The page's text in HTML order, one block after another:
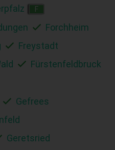
F
Forchheim
Freystadt
Fürstenfeldbruck
Gefrees
Geretsried